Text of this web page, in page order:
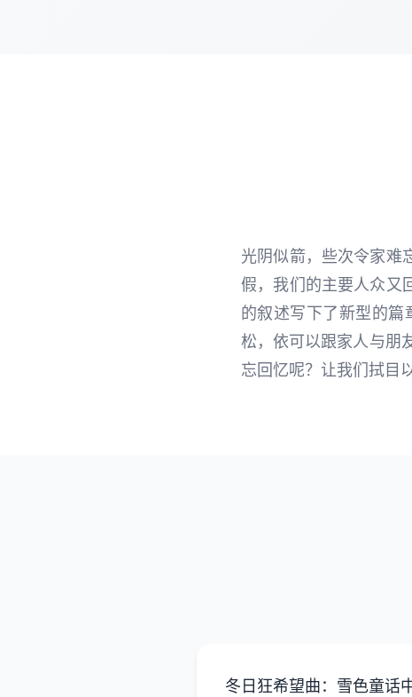
光阴似箭，些次令家难
假，我们的主要人众又
的叙述写下了新型的
松，依可以跟家人与朋
忘回忆呢？让我们拭目
冬日狂希望曲：雪色童话